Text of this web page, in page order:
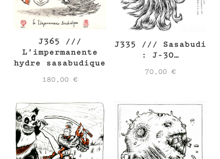
J365 ///
L’impermanente
hydre sasabudique
180,00 €
J335 /// Sasabudi
: J-30…
70,00 €